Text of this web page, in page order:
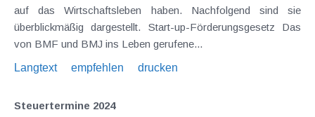
auf das Wirtschaftsleben haben. Nachfolgend sind sie
überblickmäßig dargestellt. Start-up-Förderungsgesetz Das
von BMF und BMJ ins Leben gerufene...
Langtext
empfehlen drucken
Steuertermine 2024